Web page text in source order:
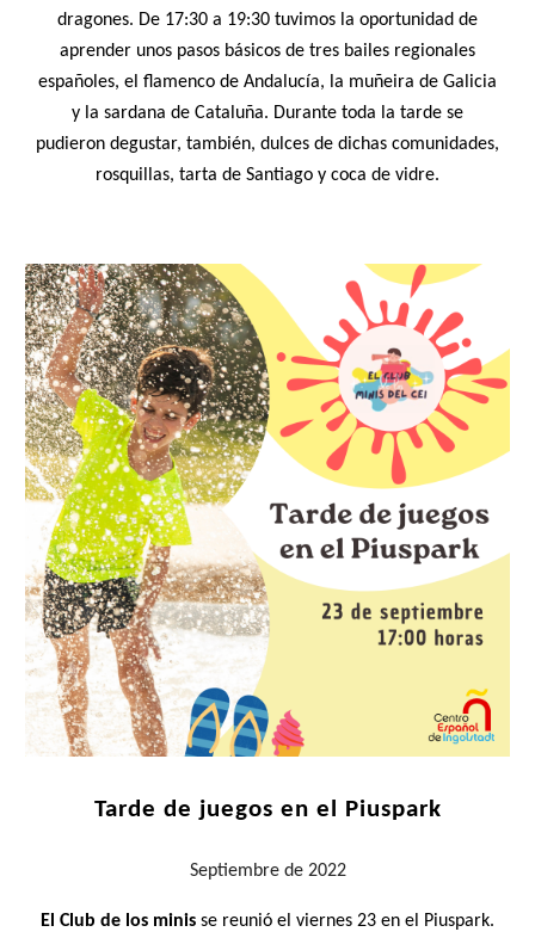
dragones. De 17:30 a 19:30 tuvimos la oportunidad de
aprender unos pasos básicos de tres bailes regionales
españoles, el flamenco de Andalucía, la muñeira de Galicia
y la sardana de Cataluña. Durante toda la tarde se
pudieron degustar, también, dulces de dichas comunidades,
rosquillas, tarta de Santiago y coca de vidre.
Tarde de juegos en el Piuspark
Septiembrede 2022
El Club de los minis se reunió el viernes 23 en el Piuspark.